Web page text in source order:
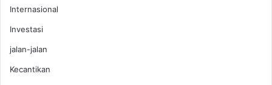
Internasional
Investasi
jalan-jalan
Kecantikan